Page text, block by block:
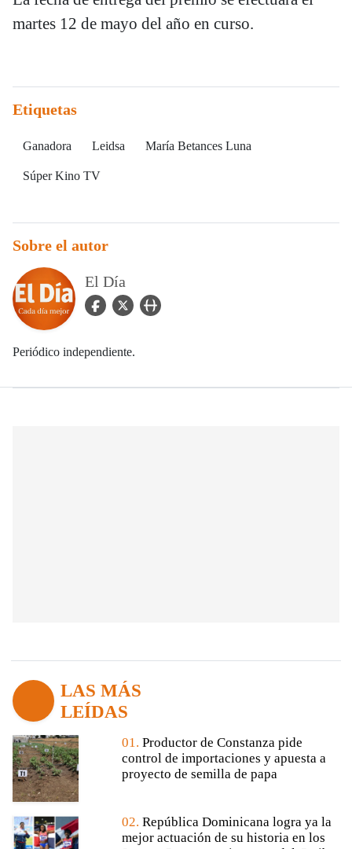
martes 12 de mayo del año en curso.
Etiquetas
Ganadora Leidsa María Betances Luna
Súper Kino TV
Sobre el autor
El Día
facebook Icon
twitter Iconuser_url Icon
Periódico independiente.
LAS MÁS
LEÍDAS
01. Productor de Constanza pide
control de importaciones y apuesta a
proyecto de semilla de papa
02. República Dominicana logra ya la
mejor actuación de su historia en los